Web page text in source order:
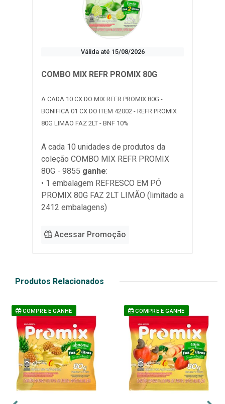
Válida até 15/08/2026
COMBO MIX REFR PROMIX 80G
A CADA 10 CX DO MIX REFR PROMIX 80G -
BONIFICA 01 CX DO ITEM 42002 - REFR PROMIX
80G LIMAO FAZ 2LT - BNF 10%
A cada 10 unidades de produtos da
coleção COMBO MIX REFR PROMIX
80G - 9855 ganhe:
• 1 embalagem REFRESCO EM PÓ
PROMIX 80G FAZ 2LT LIMÃO (limitado a
2412 embalagens)
Acessar Promoção
Produtos Relacionados
COMPRE E GANHE COMPRE E GANHE